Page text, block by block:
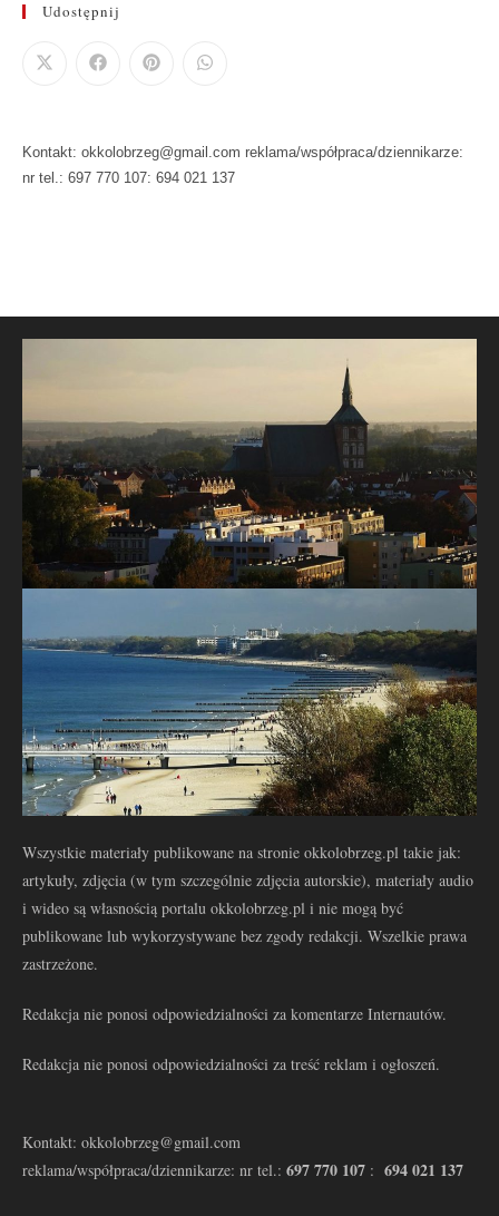
Udostępnij
Kontakt: okkolobrzeg@gmail.com reklama/współpraca/dziennikarze:
nr tel.: 697 770 107: 694 021 137
Wszystkie materiały publikowane na stronie okkolobrzeg.pl takie jak:
artykuły, zdjęcia (w tym szczególnie zdjęcia autorskie), materiały audio
i wideo są własnością portalu okkolobrzeg.pl i nie mogą być
publikowane lub wykorzystywane bez zgody redakcji. Wszelkie prawa
zastrzeżone.
Redakcja nie ponosi odpowiedzialności za komentarze Internautów.
Redakcja nie ponosi odpowiedzialności za treść reklam i ogłoszeń.
Kontakt: okkolobrzeg@gmail.com
reklama/współpraca/dziennikarze: nr tel.: 697 770 107 : 694 021 137